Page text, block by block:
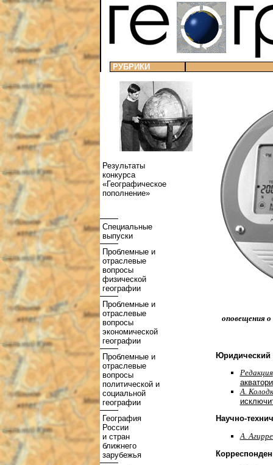
РУБРИКИ
Результаты
конкурса
«Географическое
пополнение»
Специальные
выпуски
Проблемные и
отраслевые
вопросы
физической
географии
Проблемные и
отраслевые
вопросы
экономической
географии
Проблемные и
отраслевые
вопросы
политической и
социальной
географии
География
России
и стран
ближнего
зарубежья
оповещения
Юридический
Редакция
А.
Научно-
А.